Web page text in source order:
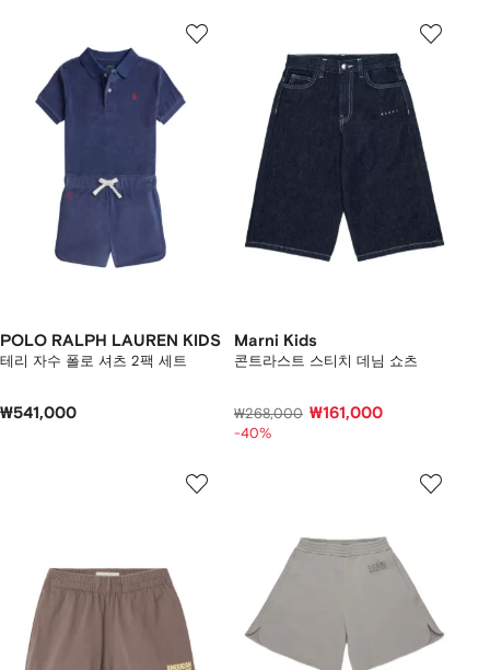
POLO RALPH LAUREN KIDS
테리 자수 폴로 셔츠 2팩 세트
₩541,000
Marni Kids
콘트라스트 스티치 데님 쇼츠
₩268,000 ₩161,000
-40%